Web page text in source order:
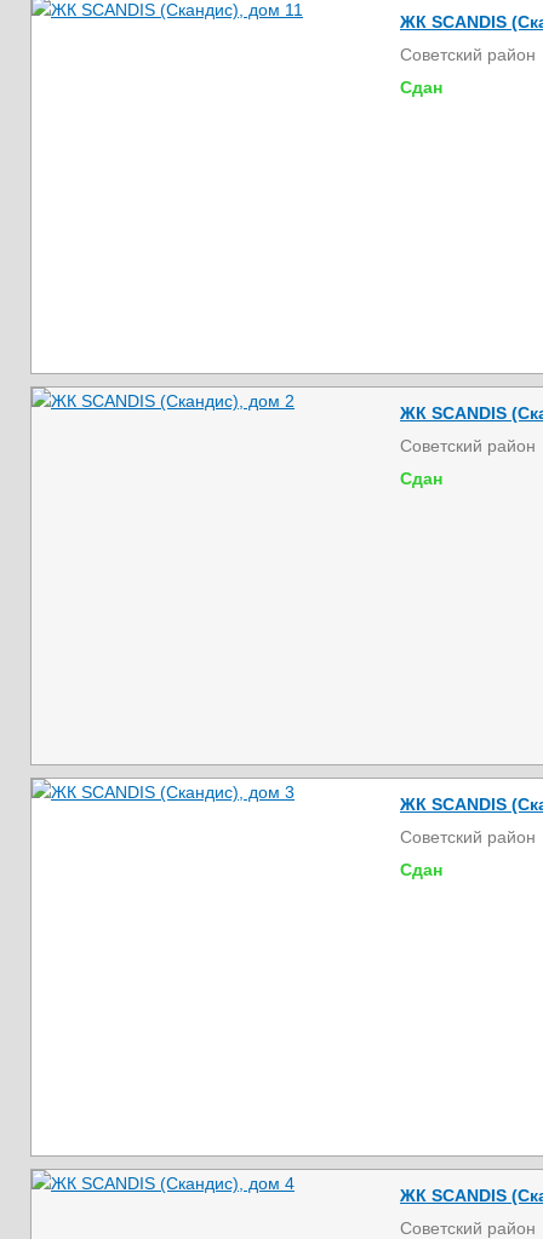
ЖК SCANDIS
Советский район
Сдан
ЖК SCANDIS
Советский район
Сдан
ЖК SCANDIS
Советский район
Сдан
ЖК SCANDIS
Советский район